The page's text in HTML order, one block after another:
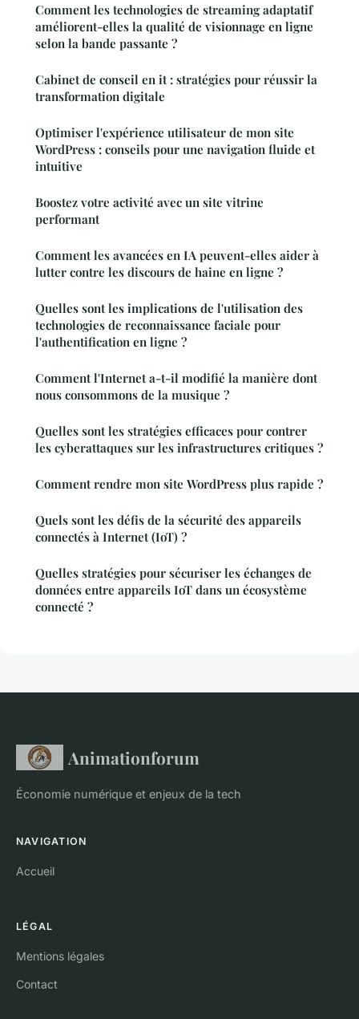
Comment les technologies de streaming adaptatif
améliorent-elles la qualité de visionnage en ligne
selon la bande passante ?
Cabinet de conseil en it : stratégies pour réussir la
transformation digitale
Optimiser l'expérience utilisateur de mon site
WordPress : conseils pour une navigation fluide et
intuitive
Boostez votre activité avec un site vitrine
performant
Comment les avancées en IA peuvent-elles aider à
lutter contre les discours de haine en ligne ?
Quelles sont les implications de l'utilisation des
technologies de reconnaissance faciale pour
l'authentification en ligne ?
Comment l'Internet a-t-il modifié la manière dont
nous consommons de la musique ?
Quelles sont les stratégies efficaces pour contrer
les cyberattaques sur les infrastructures critiques ?
Comment rendre mon site WordPress plus rapide ?
Quels sont les défis de la sécurité des appareils
connectés à Internet (IoT) ?
Quelles stratégies pour sécuriser les échanges de
données entre appareils IoT dans un écosystème
connecté ?
Animationforum
Économie numérique et enjeux de la tech
NAVIGATION
Accueil
LÉGAL
Mentions légales
Contact